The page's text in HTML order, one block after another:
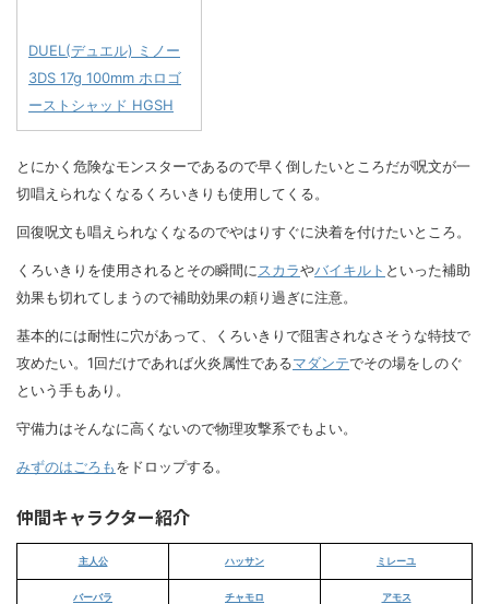
DUEL(デュエル) ミノー
3DS 17g 100mm ホロゴ
ーストシャッド HGSH
とにかく危険なモンスターであるので早く倒したいところだが呪文が一
切唱えられなくなるくろいきりも使用してくる。
回復呪文も唱えられなくなるのでやはりすぐに決着を付けたいところ。
くろいきりを使用されるとその瞬間に スカラやバイキルト といった補助
効果も切れてしまうので補助効果の頼り過ぎに注意。
基本的には耐性に穴があって、くろいきりで阻害されなさそうな特技で
攻めたい。1回だけであれば火炎属性であるマダンテでその場をしのぐ
という手もあり。
守備力はそんなに高くないので物理攻撃系でもよい。
みずのはごろもをドロップする。
仲間キャラクター紹介
主人公 ハッサン ミレーユ
バーバラ チャモロ アモス